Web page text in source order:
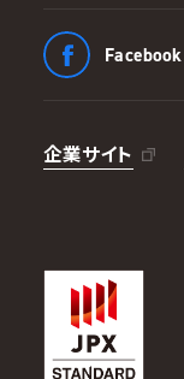
Facebook
企業サイト